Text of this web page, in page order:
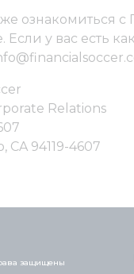
ознакомиться
Если у вас есть
Relations
CA 94119-4607
защищены